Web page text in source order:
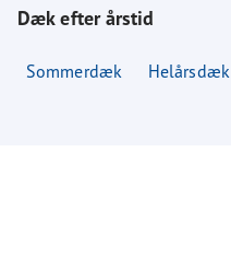
Dæk efter årstid
Sommerdæk Helårsdæk